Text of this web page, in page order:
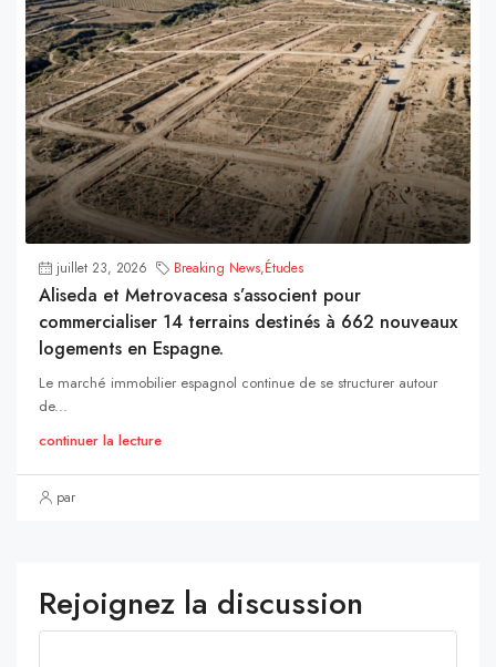
juillet 23, 2026 Breaking News,Études
Aliseda et Metrovacesa s’associent pour
commercialiser 14 terrains destinés à 662 nouveaux
logements en Espagne.
Le marché immobilier espagnol continue de se structurer autour
de...
continuer la lecture
par
Rejoignez la discussion